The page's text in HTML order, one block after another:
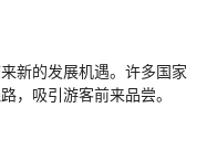
新的发展机遇。许多国家
，吸引游客前来品尝。